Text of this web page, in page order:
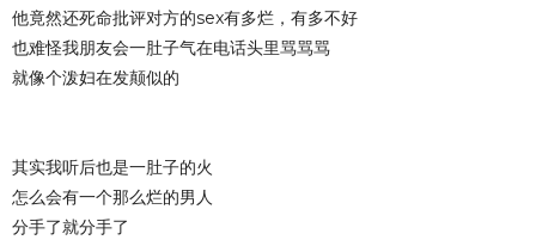
他竟然还死命批评对方的sex有多烂，有多不好
也难怪我朋友会一肚子气在电话头里骂骂骂
就像个泼妇在发颠似的
其实我听后也是一肚子的火
怎么会有一个那么烂的男人
分手了就分手了